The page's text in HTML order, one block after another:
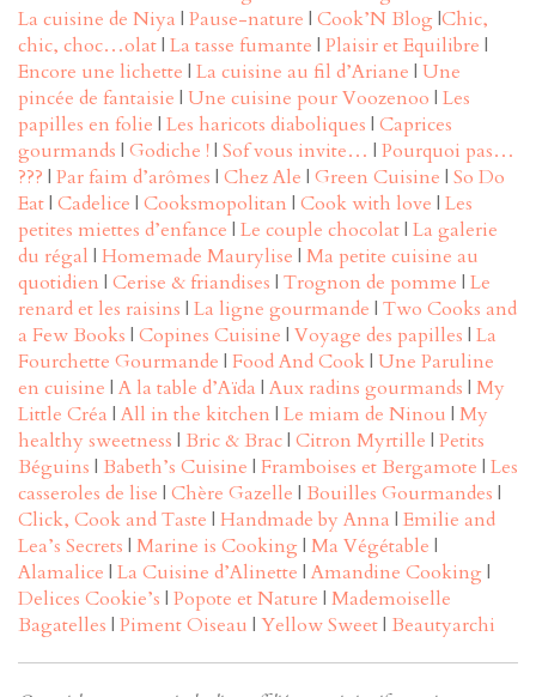
La cuisine de Niya | Pause-nature | Cook’N Blog|Chic,
chic, choc…olat| La tasse fumante | Plaisir et Equilibre |
Encore une lichette | La cuisine au fil d’Ariane | Une
pincée de fantaisie | Une cuisine pour Voozenoo | Les
papilles en folie | Les haricots diaboliques | Caprices
gourmands | Godiche !| Sof vous invite… | Pourquoi pas…
??? | Par faim d’arômes | Chez Ale | Green Cuisine | So Do
Eat| Cadelice | Cooksmopolitan | Cook with love | Les
petites miettes d’enfance | Le couple chocolat| La galerie
du régal | Homemade Maurylise | Ma petite cuisine au
quotidien | Cerise & friandises | Trognon de pomme | Le
renard et les raisins | La ligne gourmande | Two Cooks and
a Few Books | Copines Cuisine | Voyage des papilles | La
Fourchette Gourmande | Food And Cook| Une Paruline
en cuisine | A la table d’Aïda | Aux radins gourmands | My
Little Créa | All in the kitchen | Le miam de Ninou | My
healthy sweetness | Bric & Brac| Citron Myrtille | Petits
Béguins | Babeth’s Cuisine | Framboises et Bergamote | Les
casseroles de lise | Chère Gazelle | Bouilles Gourmandes |
Click, Cook and Taste | Handmade by Anna | Emilie and
Lea’s Secrets | Marine is Cooking| Ma Végétable |
Alamalice | La Cuisine d’Alinette | Amandine Cooking|
Delices Cookie’s | Popote et Nature | Mademoiselle
Bagatelles | Piment Oiseau | Yellow Sweet| Beautyarchi